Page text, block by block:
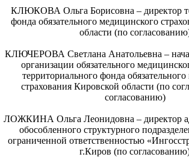
КЛЮКОВА Ольга Борисовна – директор
фонда обязательного медицинского
области (по
КЛЮЧЕРОВА Светлана Анатольевна –
организации обязательного
территориального фонда
страхования Кировской области (по
согласованию)
ЛОЖКИНА Ольга Леонидовна – директор
обособленного структурного
ограниченной ответственностью
г.Киров (по